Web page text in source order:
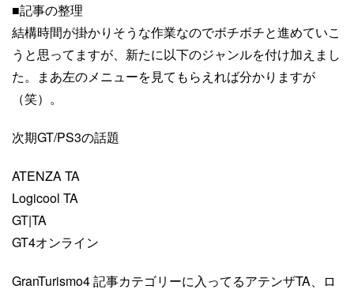
■記事の整理
結構時間が掛かりそうな作業なのでボチボチと進めていこ
うと思ってますが、新たに以下のジャンルを付け加えまし
た。まあ左のメニューを見てもらえれば分かりますが
（笑）。
次期GT/PS3の話題
ATENZA TA
Logicool TA
GT|TA
GT4オンライン
GranTurismo4 記事カテゴリーに入ってるアテンザTA、ロ